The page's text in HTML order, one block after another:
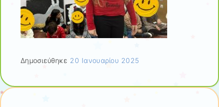
Δημοσιεύθηκε 20 Ιανουαρίου 2025